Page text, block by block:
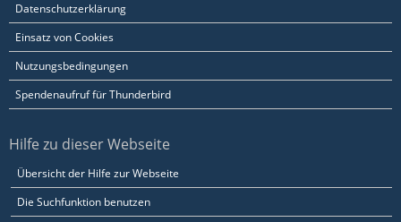
Datenschutzerklärung
Einsatz von Cookies
Nutzungsbedingungen
Spendenaufruf für Thunderbird
Hilfe zu dieser Webseite
Übersicht der Hilfe zur Webseite
Die Suchfunktion benutzen